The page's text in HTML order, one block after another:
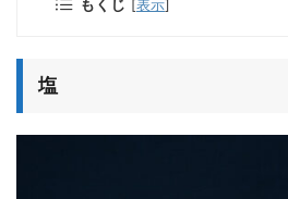
もくじ [表示]
塩